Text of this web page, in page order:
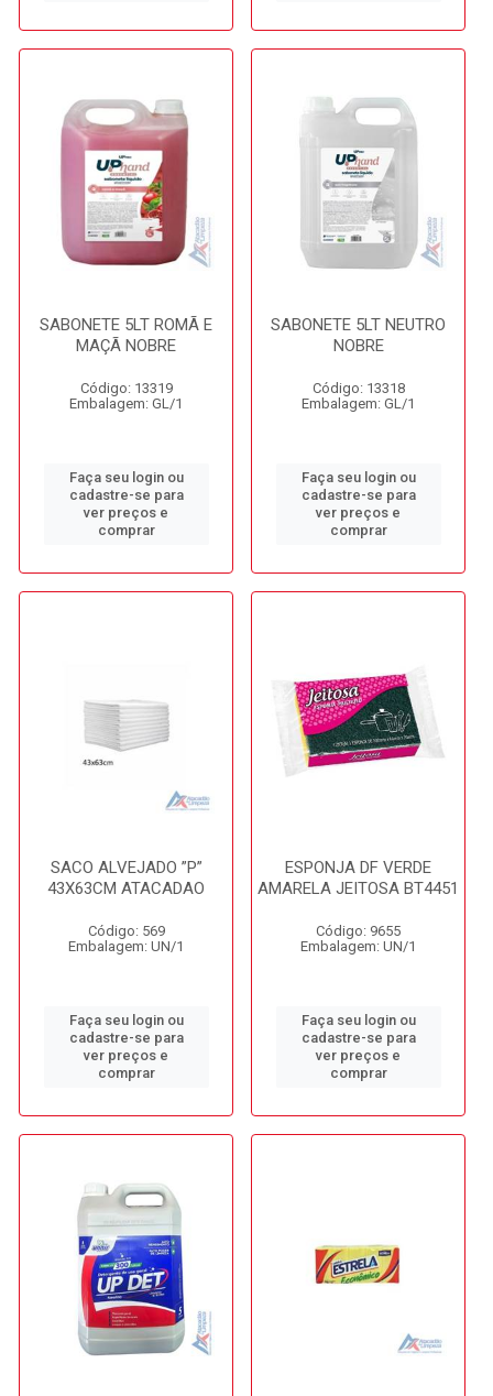
SABONETE 5LT ROMÃ E
MAÇÃ NOBRE
Código: 13319
Embalagem: GL/1
Faça seu login ou
cadastre-se para
ver preços e
comprar
SABONETE 5LT NEUTRO
NOBRE
Código: 13318
Embalagem: GL/1
Faça seu login ou
cadastre-se para
ver preços e
comprar
SACO ALVEJADO ”P”
43X63CM ATACADAO
Código: 569
Embalagem: UN/1
Faça seu login ou
cadastre-se para
ver preços e
comprar
ESPONJA DF VERDE
AMARELA JEITOSA BT4451
Código: 9655
Embalagem: UN/1
Faça seu login ou
cadastre-se para
ver preços e
comprar